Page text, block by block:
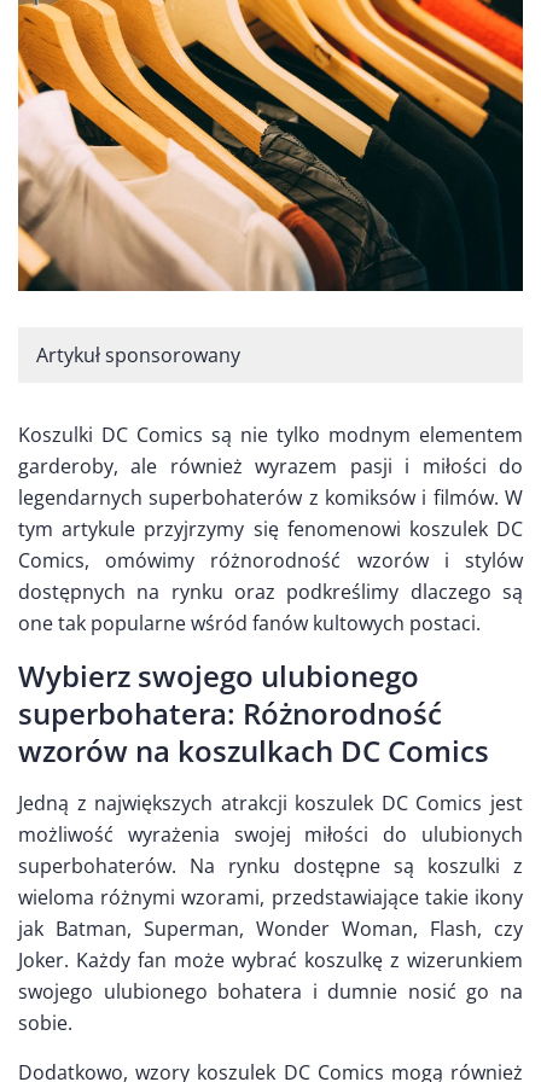
Artykuł sponsorowany
Koszulki DC Comics są nie tylko modnym elementem
garderoby, ale również wyrazem pasji i miłości do
legendarnych superbohaterów z komiksów i filmów. W
tym artykule przyjrzymy się fenomenowi koszulek DC
Comics, omówimy różnorodność wzorów i stylów
dostępnych na rynku oraz podkreślimy dlaczego są
one tak popularne wśród fanów kultowych postaci.
Wybierz swojego ulubionego
superbohatera: Różnorodność
wzorów na koszulkach DC Comics
Jedną z największych atrakcji koszulek DC Comics jest
możliwość wyrażenia swojej miłości do ulubionych
superbohaterów. Na rynku dostępne są koszulki z
wieloma różnymi wzorami, przedstawiające takie ikony
jak Batman, Superman, Wonder Woman, Flash, czy
Joker. Każdy fan może wybrać koszulkę z wizerunkiem
swojego ulubionego bohatera i dumnie nosić go na
sobie.
Dodatkowo, wzory koszulek DC Comics mogą również